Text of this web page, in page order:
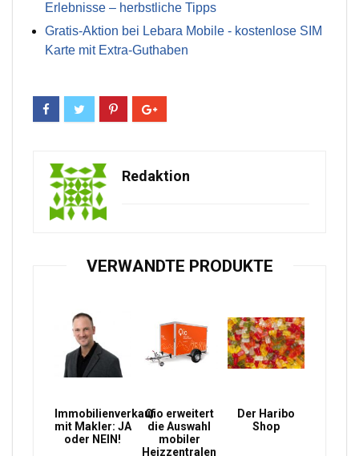
Erlebnisse – herbstliche Tipps
Gratis-Aktion bei Lebara Mobile - kostenlose SIM
Karte mit Extra-Guthaben
Redaktion
VERWANDTE PRODUKTE
Immobilienverkauf
mit Makler: JA
oder NEIN!
Qio erweitert
die Auswahl
mobiler
Heizzentralen
Der Haribo
Shop